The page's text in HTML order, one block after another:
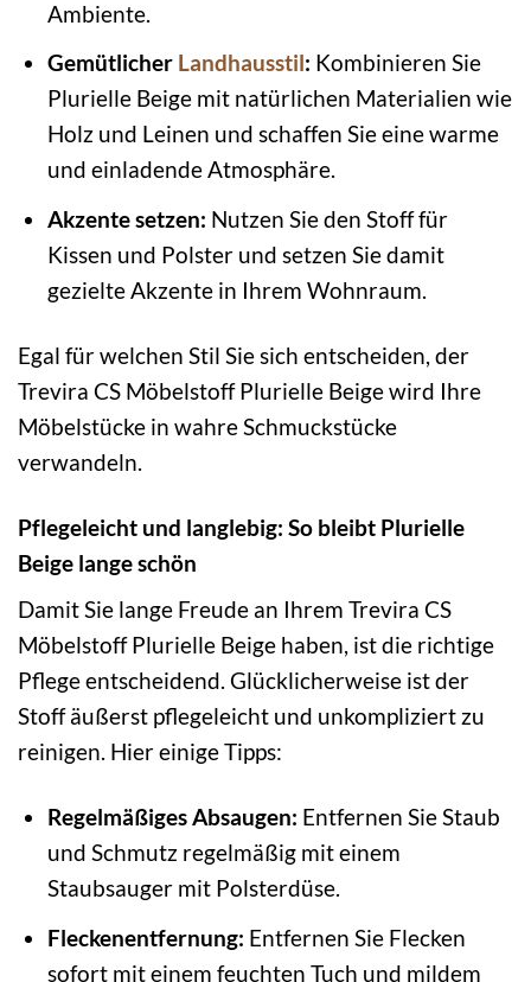
Ambiente.
Gemütlicher Landhausstil: Kombinieren Sie
Plurielle Beige mit natürlichen Materialien wie
Holz und Leinen und schaffen Sie eine warme
und einladende Atmosphäre.
Akzente setzen: Nutzen Sie den Stoff für
Kissen und Polster und setzen Sie damit
gezielte Akzente in Ihrem Wohnraum.
Egal für welchen Stil Sie sich entscheiden, der
Trevira CS Möbelstoff Plurielle Beige wird Ihre
Möbelstücke in wahre Schmuckstücke
verwandeln.
Pflegeleicht und langlebig: So bleibt Plurielle
Beige lange schön
Damit Sie lange Freude an Ihrem Trevira CS
Möbelstoff Plurielle Beige haben, ist die richtige
Pflege entscheidend. Glücklicherweise ist der
Stoff äußerst pflegeleicht und unkompliziert zu
reinigen. Hier einige Tipps:
Regelmäßiges Absaugen: Entfernen Sie Staub
und Schmutz regelmäßig mit einem
Staubsauger mit Polsterdüse.
Fleckenentfernung: Entfernen Sie Flecken
sofort mit einem feuchten Tuch und mildem